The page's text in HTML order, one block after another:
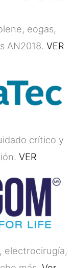
eogas,
AN2018. VER
crítico y
VER
electrocirugía,